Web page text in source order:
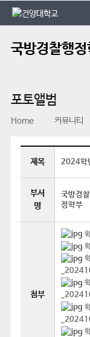
본문 바로가기
대메뉴 바로가기
국방경찰행
포토앨범
Home 커뮤니티
제목 2024학
부서
명
국방경
정학부
첨부